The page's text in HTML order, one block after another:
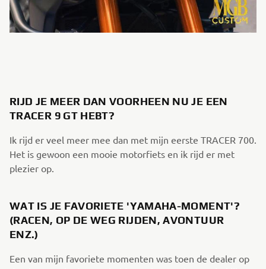
RIJD JE MEER DAN VOORHEEN NU JE EEN
TRACER 9 GT HEBT?
Ik rijd er veel meer mee dan met mijn eerste TRACER 700.
Het is gewoon een mooie motorfiets en ik rijd er met
plezier op.
WAT IS JE FAVORIETE 'YAMAHA-MOMENT'?
(RACEN, OP DE WEG RIJDEN, AVONTUUR
ENZ.)
Een van mijn favoriete momenten was toen de dealer op